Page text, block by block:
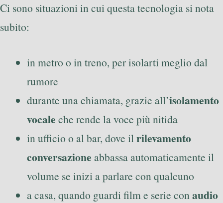
Ci sono situazioni in cui questa tecnologia si nota
subito:
in metro o in treno, per isolarti meglio dal
rumore
durante una chiamata, grazie all’isolamento
vocale che rende la voce più nitida
in ufficio o al bar, dove il rilevamento
conversazione abbassa automaticamente il
volume se inizi a parlare con qualcuno
a casa, quando guardi film e serie con audio